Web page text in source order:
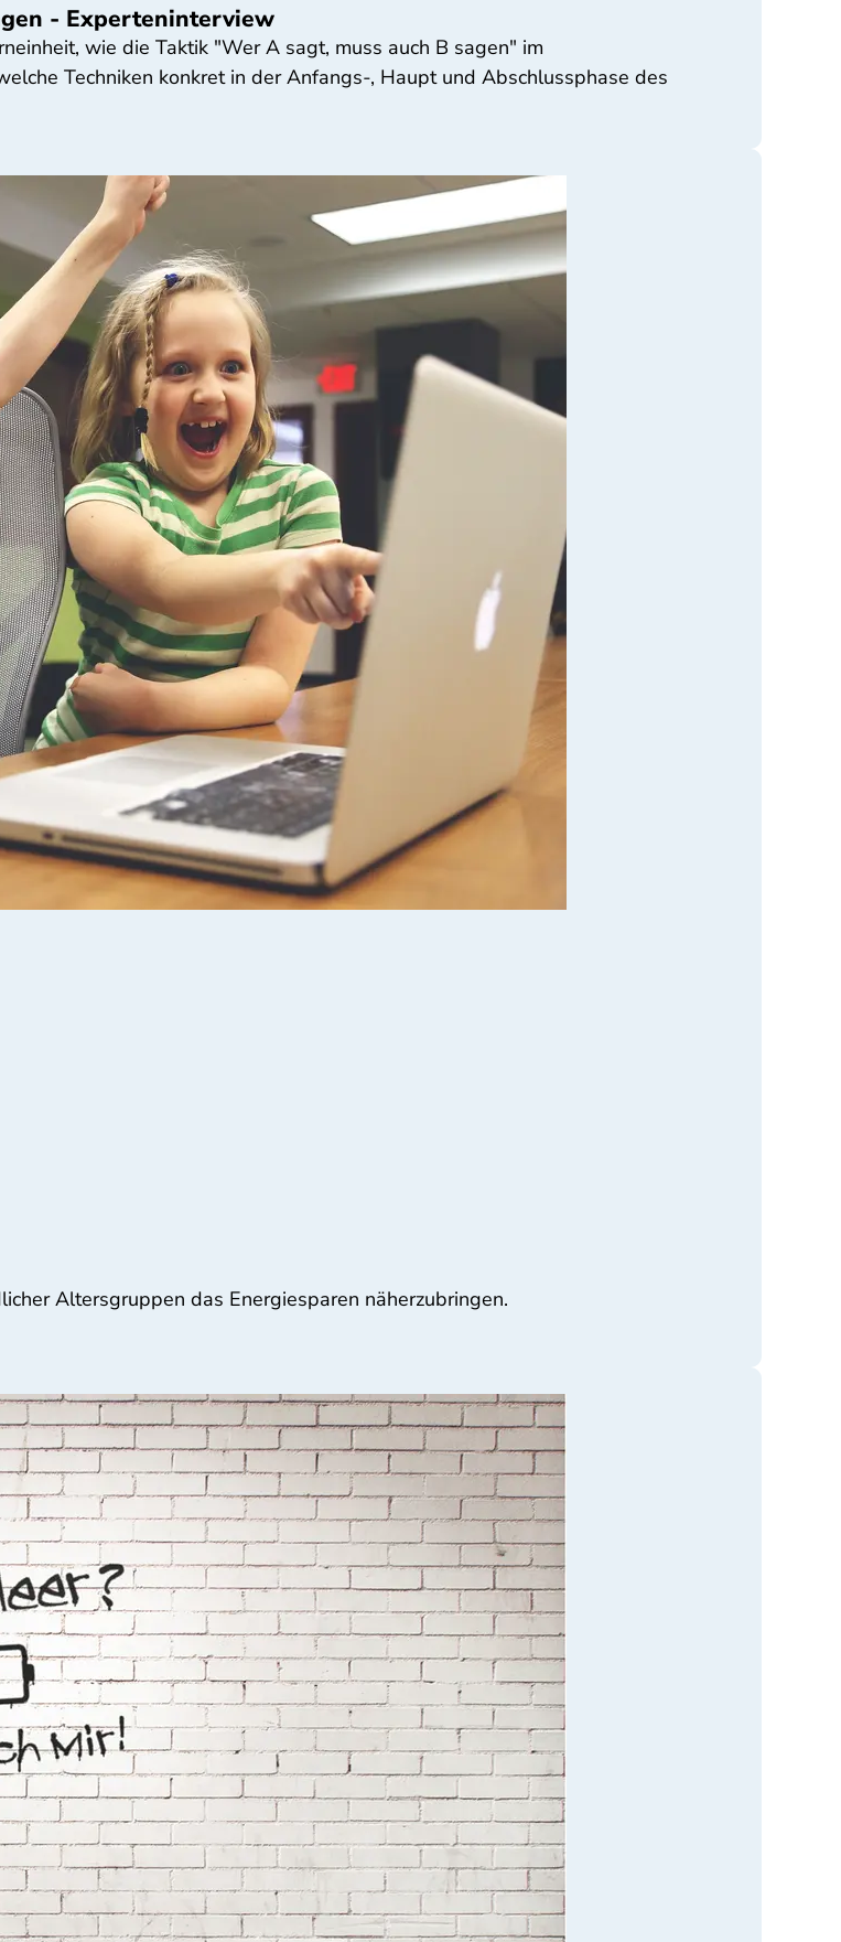
- Experteninterview
wie die Taktik "Wer A sagt, muss auch B sagen" im
Techniken konkret in der Anfangs-, Haupt und Abschlussphase des
Altersgruppen das Energiesparen näherzubringen.